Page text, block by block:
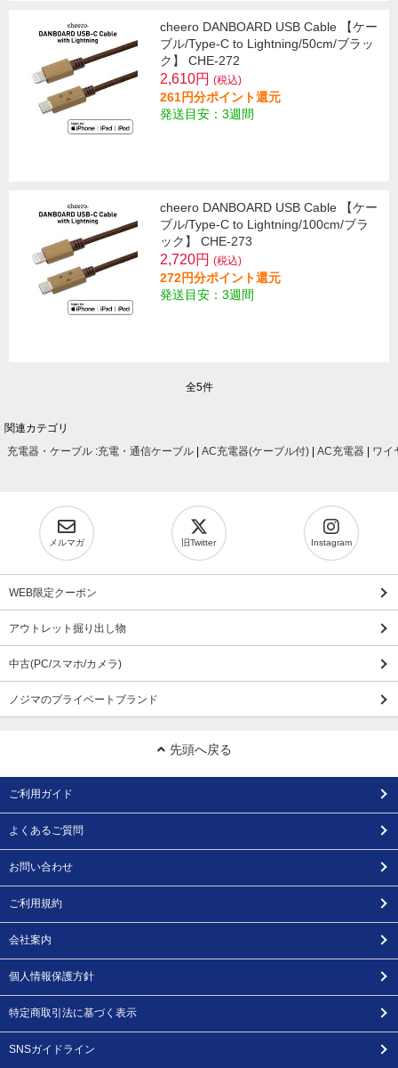
cheero DANBOARD USB Cable 【ケー
ブル/Type-C to Lightning/50cm/ブラッ
ク】 CHE-272
2,610円 (税込)
261円分ポイント還元
発送目安：3週間
cheero DANBOARD USB Cable 【ケー
ブル/Type-C to Lightning/100cm/ブラ
ック】 CHE-273
2,720円 (税込)
272円分ポイント還元
発送目安：3週間
全5件
関連カテゴリ
充電器・ケーブル :充電・通信ケーブル AC充電器(ケーブル付) AC充電器 ワイ
メルマガ 旧Twitter Instagram
WEB限定クーポン
アウトレット掘り出し物
中古(PC/スマホ/カメラ)
ノジマのプライベートブランド
先頭へ戻る
ご利用ガイド
よくあるご質問
お問い合わせ
ご利用規約
会社案内
個人情報保護方針
特定商取引法に基づく表示
SNSガイドライン